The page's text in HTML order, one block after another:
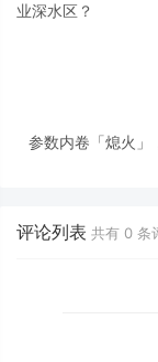
参数内卷「熄火」
评论列表 共有 0 条